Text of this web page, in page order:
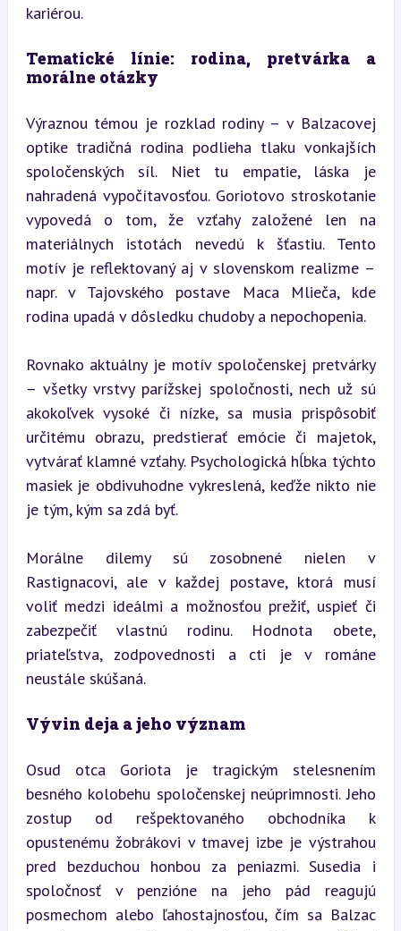
kariérou.
Tematické línie: rodina, pretvárka a
morálne otázky
Výraznou témou je rozklad rodiny – v Balzacovej
optike tradičná rodina podlieha tlaku vonkajších
spoločenských síl. Niet tu empatie, láska je
nahradená vypočítavosťou. Goriotovo stroskotanie
vypovedá o tom, že vzťahy založené len na
materiálnych istotách nevedú k šťastiu. Tento
motív je reflektovaný aj v slovenskom realizme –
napr. v Tajovského postave Maca Mlieča, kde
rodina upadá v dôsledku chudoby a nepochopenia.
Rovnako aktuálny je motív spoločenskej pretvárky
– všetky vrstvy parížskej spoločnosti, nech už sú
akokoľvek vysoké či nízke, sa musia prispôsobiť
určitému obrazu, predstierať emócie či majetok,
vytvárať klamné vzťahy. Psychologická hĺbka týchto
masiek je obdivuhodne vykreslená, keďže nikto nie
je tým, kým sa zdá byť.
Morálne dilemy sú zosobnené nielen v
Rastignacovi, ale v každej postave, ktorá musí
voliť medzi ideálmi a možnosťou prežiť, uspieť či
zabezpečiť vlastnú rodinu. Hodnota obete,
priateľstva, zodpovednosti a cti je v románe
neustále skúšaná.
Vývin deja a jeho význam
Osud otca Goriota je tragickým stelesnením
besného kolobehu spoločenskej neúprimnosti. Jeho
zostup od rešpektovaného obchodníka k
opustenému žobrákovi v tmavej izbe je výstrahou
pred bezduchou honbou za peniazmi. Susedia i
spoločnosť v penzióne na jeho pád reagujú
posmechom alebo ľahostajnosťou, čím sa Balzac